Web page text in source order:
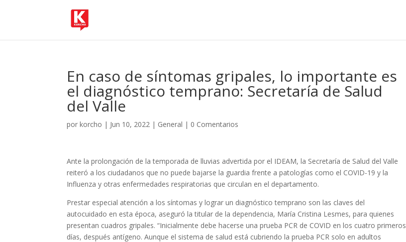
En caso de síntomas gripales, lo importante es
el diagnóstico temprano: Secretaría de Salud
del Valle
porkorcho | Jun 10, 2022 | General | 0 Comentarios
Ante la prolongación de la temporada de lluvias advertida por el IDEAM, la Secretaría de Salud del Valle
reiteró a los ciudadanos que no puede bajarse la guardia frente a patologías como el COVID-19 y la
Influenza y otras enfermedades respiratorias que circulan en el departamento.
Prestar especial atención a los síntomas y lograr un diagnóstico temprano son las claves del
autocuidado en esta época, aseguró la titular de la dependencia, María Cristina Lesmes, para quienes
presentan cuadros gripales. “Inicialmente debe hacerse una prueba PCR de COVID en los cuatro primeros
días, después antígeno. Aunque el sistema de salud está cubriendo la prueba PCR solo en adultos